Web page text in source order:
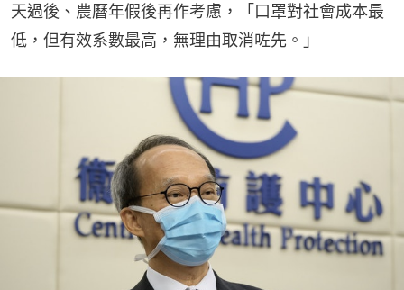
天過後、農曆年假後再作考慮，「口罩對社會成本最
低，但有效系數最高，無理由取消咗先。」